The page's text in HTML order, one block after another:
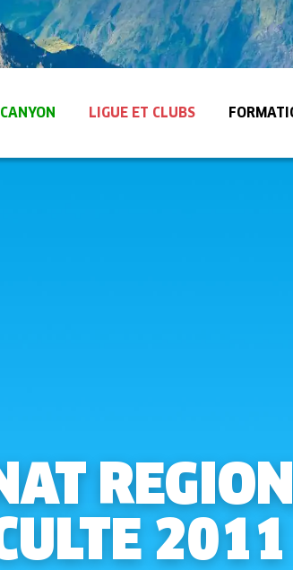
CANYON LIGUE ET CLUBS
2011